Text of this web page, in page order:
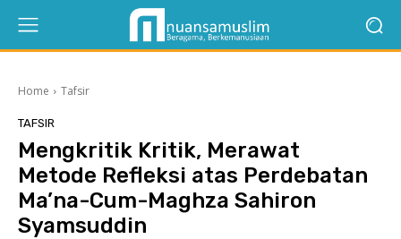
Home Tafsir
TAFSIR
Mengkritik Kritik, Merawat
Metode Refleksi atas Perdebatan
Ma’na-Cum-Maghza Sahiron
Syamsuddin